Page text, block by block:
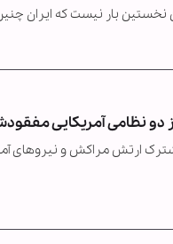
نخستین بار نیست که ایران
نظامی آمریکایی